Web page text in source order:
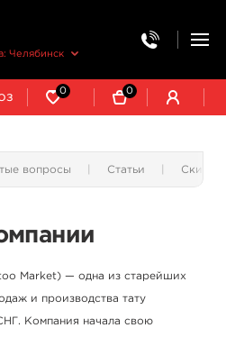
Челябинск
0 0
вопросы Статьи Скидки
Mаrket) — одна из старейших
и производства тату
Компания начала свою